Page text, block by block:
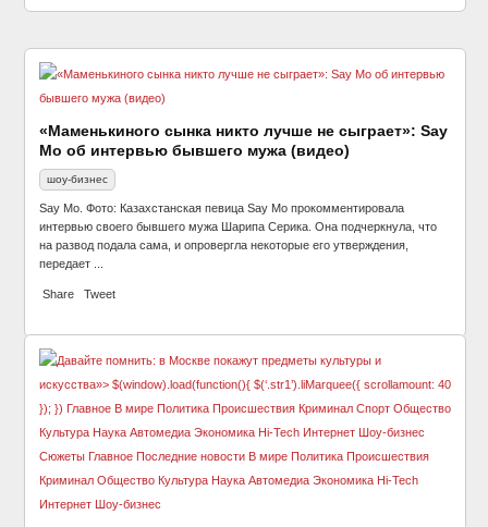
«Маменькиного сынка никто лучше не сыграет»: Say
Mo об интервью бывшего мужа (видео)
шоу-бизнес
Say Mo. Фото: Казахстанская певица Say Mo прокомментировала
интервью своего бывшего мужа Шарипа Серика. Она подчеркнула, что
на развод подала сама, и опровергла некоторые его утверждения,
передает ...
Share Tweet